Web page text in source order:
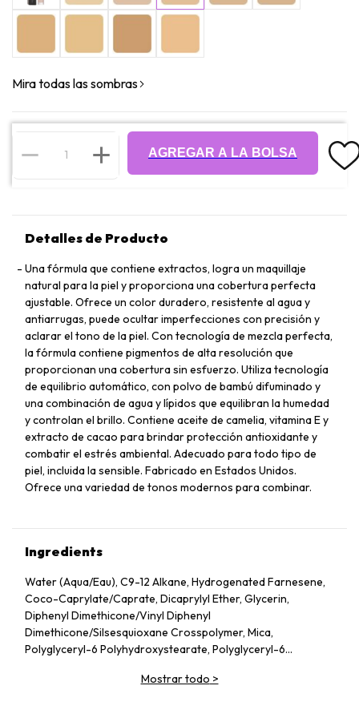
Mira todas las sombras
AGREGAR A LA BOLSA
Detalles de Producto
Una fórmula que contiene extractos, logra un maquillaje
natural para la piel y proporciona una cobertura perfecta
ajustable. Ofrece un color duradero, resistente al agua y
antiarrugas, puede ocultar imperfecciones con precisión y
aclarar el tono de la piel. Con tecnología de mezcla perfecta,
la fórmula contiene pigmentos de alta resolución que
proporcionan una cobertura sin esfuerzo. Utiliza tecnología
de equilibrio automático, con polvo de bambú difuminado y
una combinación de agua y lípidos que equilibran la humedad
y controlan el brillo. Contiene aceite de camelia, vitamina E y
extracto de cacao para brindar protección antioxidante y
combatir el estrés ambiental. Adecuado para todo tipo de
piel, incluida la sensible. Fabricado en Estados Unidos.
Ofrece una variedad de tonos modernos para combinar.
Ingredients
Water (Aqua/Eau), C9-12 Alkane, Hydrogenated Farnesene,
Coco-Caprylate/Caprate, Dicaprylyl Ether, Glycerin,
Diphenyl Dimethicone/Vinyl Diphenyl
Dimethicone/Silsesquioxane Crosspolymer, Mica,
Polyglyceryl-6 Polyhydroxystearate, Polyglyceryl-6
Stearic Acid, Silica, Butylene Glycol, Ethyl Stearate,
Mostrar todo >